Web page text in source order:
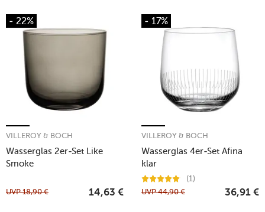
- 22%
Wasserglas 2er-Set Like
Smoke
VILLEROY & BOCH
UVP18,90 € 14,63 €
- 17%
Wasserglas 4er-Set Afina
klar
VILLEROY & BOCH
(1)
UVP44,90 € 36,91 €